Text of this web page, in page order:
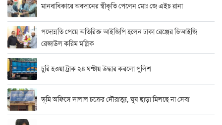
মানবাধিকারে অবদানের স্বীকৃতি পেলেন মোঃ জে এইচ রানা
পদোন্নতি পেয়ে অতিরিক্ত আইজিপি হলেন ঢাকা রেঞ্জের ডিআইজি
রেজাউল করিম মল্লিক
চুরি হওয়া ট্রাক ২৪ ঘণ্টায় উদ্ধার করলো পুলিশ
ভূমি অফিসে দালাল চক্রের দৌরাত্ম্য, ঘুষ ছাড়া মিলছে না সেবা